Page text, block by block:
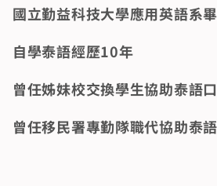
國立勤益科技大學應用英語系
自學泰語經歷10年
曾任姊妹校交換學生協助泰語
曾任移民署專勤隊職代協助泰